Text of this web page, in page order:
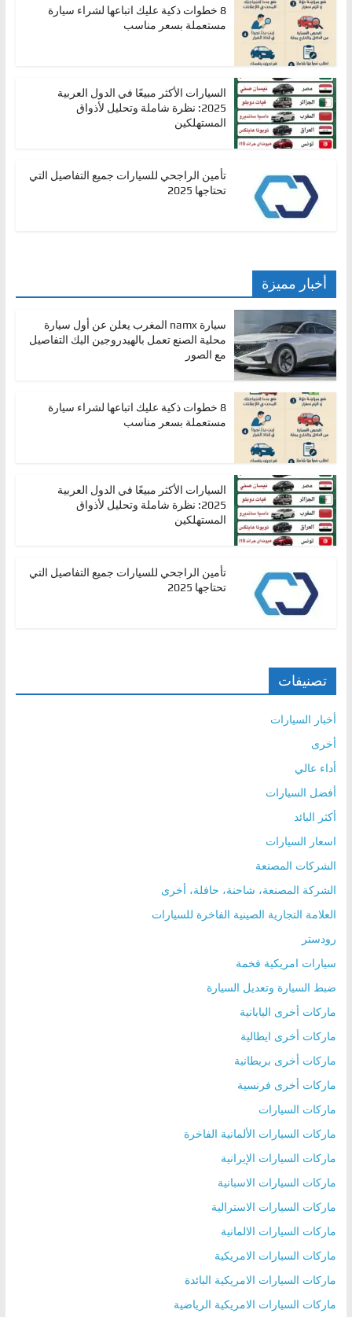
8 خطوات ذكية عليك اتباعها لشراء سيارة
مستعملة بسعر مناسب
السيارات الأكثر مبيعًا في الدول العربية
2025: نظرة شاملة وتحليل لأذواق
المستهلكين
تأمين الراجحي للسيارات جميع التفاصيل التي
تحتاجها 2025
أخبار مميزة
سيارة namx المغرب يعلن عن أول سيارة
محلية الصنع تعمل بالهيدروجين اليك التفاصيل
مع الصور
8 خطوات ذكية عليك اتباعها لشراء سيارة
مستعملة بسعر مناسب
السيارات الأكثر مبيعًا في الدول العربية
2025: نظرة شاملة وتحليل لأذواق
المستهلكين
تأمين الراجحي للسيارات جميع التفاصيل التي
تحتاجها 2025
تصنيفات
أخبار السيارات
أخرى
أداء عالي
أفضل السيارات
أكثر البائد
اسعار السيارات
الشركات المصنعة
الشركة المصنعة، شاحنة، حافلة، أخرى
العلامة التجارية الصينية الفاخرة للسيارات
رودستر
سيارات امريكية فخمة
ضبط السيارة وتعديل السيارة
ماركات أخرى اليابانية
ماركات أخرى ايطالية
ماركات أخرى بريطانية
ماركات أخرى فرنسية
ماركات السيارات
ماركات السيارات الألمانية الفاخرة
ماركات السيارات الإيرانية
ماركات السيارات الاسبانية
ماركات السيارات الاسترالية
ماركات السيارات الالمانية
ماركات السيارات الامريكية
ماركات السيارات الامريكية البائدة
ماركات السيارات الامريكية الرياضية